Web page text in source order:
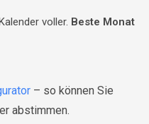
voller. Beste Monat
– so können Sie
abstimmen.